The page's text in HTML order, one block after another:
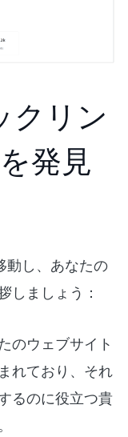
クリン
発見
し、あなたの
しましょう：
のウェブサイト
れており、それ
るのに役立つ貴